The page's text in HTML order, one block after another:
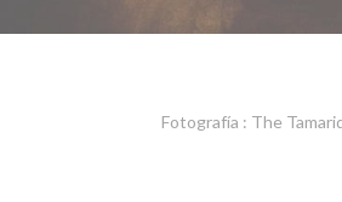
Fotografía : The